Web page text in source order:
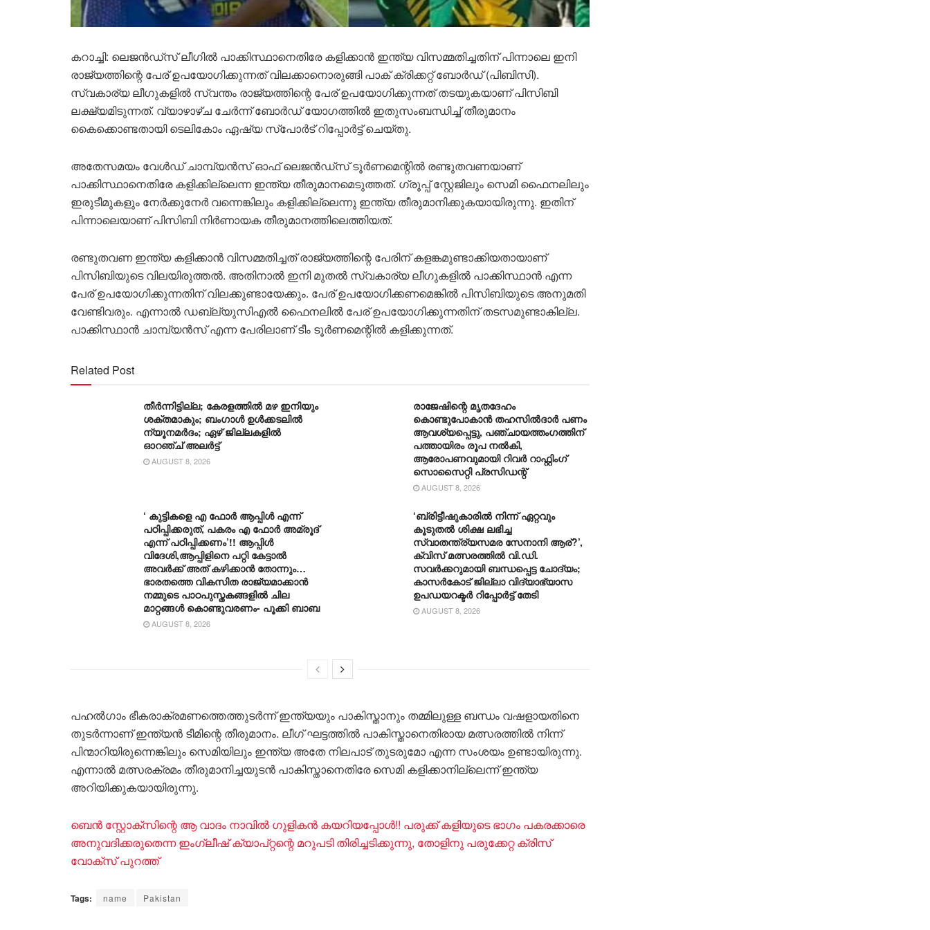
കറാച്ചി: ലെജൻഡ്‌സ് ലീഗിൽ പാക്കിസ്ഥാനെതിരേ കളിക്കാൻ ഇന്ത്യ വിസമ്മതിച്ചതിന് പിന്നാലെ ഇനി
രാജ്യത്തിന്റെ പേര് ഉപയോഗിക്കുന്നത് വിലക്കാനൊരുങ്ങി പാക് ക്രിക്കറ്റ് ബോർഡ് (പിബിസി).
സ്വകാര്യ ലീഗുകളിൽ സ്വന്തം രാജ്യത്തിന്റെ പേര് ഉപയോഗിക്കുന്നത് തടയുകയാണ് പിസിബി
ലക്ഷ്യമിടുന്നത്. വ്യാഴാഴ്ച ചേർന്ന് ബോർഡ് യോഗത്തിൽ ഇതുസംബന്ധിച്ച് തീരുമാനം
കൈക്കൊണ്ടതായി ടെലികോം ഏഷ്യ സ്‌പോർട് റിപ്പോർട്ട് ചെയ്തു.
അതേസമയം വേൾഡ് ചാമ്പ്യൻസ് ഓഫ് ലെജൻഡ്‌സ് ടൂർണമെന്റിൽ രണ്ടുതവണയാണ്
പാക്കിസ്ഥാനെതിരേ കളിക്കില്ലെന്ന ഇന്ത്യ തീരുമാനമെടുത്തത്. ഗ്രൂപ്പ് സ്റ്റേജിലും സെമി ഫൈനലിലും
ഇരുടീമുകളും നേർക്കുനേർ വന്നെങ്കിലും കളിക്കില്ലെന്നു ഇന്ത്യ തീരുമാനിക്കുകയായിരുന്നു. ഇതിന്
പിന്നാലെയാണ് പിസിബി നിർണായക തീരുമാനത്തിലെത്തിയത്.
രണ്ടുതവണ ഇന്ത്യ കളിക്കാൻ വിസമ്മതിച്ചത് രാജ്യത്തിന്റെ പേരിന് കളങ്കമുണ്ടാക്കിയതായാണ്
പിസിബിയുടെ വിലയിരുത്തൽ. അതിനാൽ ഇനി മുതൽ സ്വകാര്യ ലീഗുകളിൽ പാക്കിസ്ഥാൻ എന്ന
പേര് ഉപയോഗിക്കുന്നതിന് വിലക്കുണ്ടായേക്കും. പേര് ഉപയോഗിക്കണമെങ്കിൽ പിസിബിയുടെ അനുമതി
വേണ്ടിവരും. എന്നാൽ ഡബ്ല്യുസിഎൽ ഫൈനലിൽ പേര് ഉപയോഗിക്കുന്നതിന് തടസമുണ്ടാകില്ല.
പാക്കിസ്ഥാൻ ചാമ്പ്യൻസ് എന്ന പേരിലാണ് ടീം ടൂർണമെന്റിൽ കളിക്കുന്നത്.
Related Post
തീർന്നിട്ടില്ല; കേരളത്തിൽ മഴ ഇനിയും
ശക്തമാകും; ബംഗാൾ ഉൾക്കടലിൽ
ന്യൂനമർദം; ഏഴ് ജില്ലകളിൽ
ഓറഞ്ച് അലർട്ട്
AUGUST 8, 2026
രാജേഷിന്റെ മൃതദേഹം
കൊണ്ടുപോകാന്‍ തഹസില്‍ദാര്‍ പണം
ആവശ്യപ്പെട്ടു, പഞ്ചായത്തംഗത്തിന്
പത്തായിരം രൂപ നല്‍കി,
ആരോപണവുമായി റിവർ റാഫ്റ്റിംഗ്
സൊസൈറ്റി പ്രസിഡന്റ്
AUGUST 8, 2026
‘ കുട്ടികളെ എ ഫോർ ആപ്പിൾ എന്ന്
പഠിപ്പിക്കരുത്, പകരം എ ഫോർ അമ്രൂദ്
എന്ന് പഠിപ്പിക്കണം’!! ആപ്പിൾ
വിദേശി,ആപ്പിളിനെ പറ്റി കേട്ടാൽ
അവർക്ക് അത് കഴിക്കാൻ തോന്നും…
ഭാരതത്തെ വികസിത രാജ്യമാക്കാൻ
നമ്മുടെ പാഠപുസ്തകങ്ങളിൽ ചില
മാറ്റങ്ങൾ കൊണ്ടുവരണം- പൂക്കി ബാബ
AUGUST 8, 2026
‘ബ്രിട്ടീഷുകാരിൽ നിന്ന് ഏറ്റവും
കൂടുതൽ ശിക്ഷ ലഭിച്ച
സ്വാതന്ത്ര്യസമര സേനാനി ആര്?’,
ക്വിസ് മത്സരത്തിൽ വി.ഡി.
സവർക്കറുമായി ബന്ധപ്പെട്ട ചോദ്യം;
കാസർകോട് ജില്ലാ വിദ്യാഭ്യാസ
ഉപഡയറക്ടർ റിപ്പോർട്ട് തേടി
AUGUST 8, 2026
പഹൽഗാം ഭീകരാക്രമണത്തെത്തുടർന്ന് ഇന്ത്യയും പാകിസ്താനും തമ്മിലുള്ള ബന്ധം വഷളായതിനെ
തുടർന്നാണ് ഇന്ത്യൻ ടീമിന്റെ തീരുമാനം. ലീഗ് ഘട്ടത്തിൽ പാകിസ്താനെതിരായ മത്സരത്തിൽ നിന്ന്
പിന്മാറിയിരുന്നെങ്കിലും സെമിയിലും ഇന്ത്യ അതേ നിലപാട് തുടരുമോ എന്ന സംശയം ഉണ്ടായിരുന്നു.
എന്നാൽ മത്സരക്രമം തീരുമാനിച്ചയുടൻ പാകിസ്താനെതിരേ സെമി കളിക്കാനില്ലെന്ന് ഇന്ത്യ
അറിയിക്കുകയായിരുന്നു.
ബെൻ സ്റ്റോക്സിന്റെ ആ വാദം നാവിൽ ​ഗുളികൻ കയറിയപ്പോൾ!! പരുക്ക് കളിയുടെ ഭാഗം പകരക്കാരെ
അനുവദിക്കരുതെന്ന ഇം​ഗ്ലീഷ് ക്യാപ്റ്റന്റെ മറുപടി തിരിച്ചടിക്കുന്നു, തോളിനു പരുക്കേറ്റ ക്രിസ്
വോക്സ് പുറത്ത്
Tags: name Pakistan